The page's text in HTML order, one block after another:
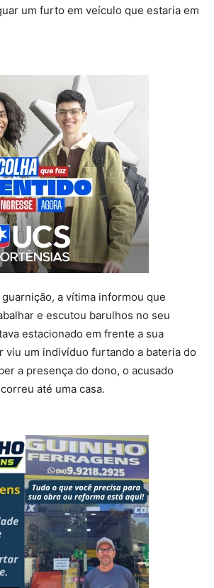
um furto em veículo que estaria em
a vítima informou que
e escutou barulhos no seu
estacionado em frente a sua
viu um indivíduo furtando a bateria do
a presença do dono, o acusado
até uma casa.